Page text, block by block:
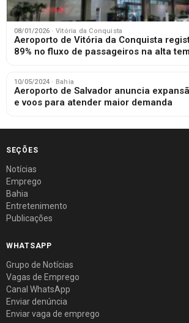
08/01/2026 · Vitória da Conquista
Aeroporto de Vitória da Conquista
89% no fluxo de passageiros na alta
10/05/2024 · Bahia
Aeroporto de Salvador anuncia
e voos para atender maior demanda
SEÇÕES
Notícias
Emprego
Bahia
Entretenimento
Publicações
WHATSAPP
Grupo de Notícias
Vagas de Emprego
Canal WhatsApp
Enviar denúncia
Enviar vaga de emprego